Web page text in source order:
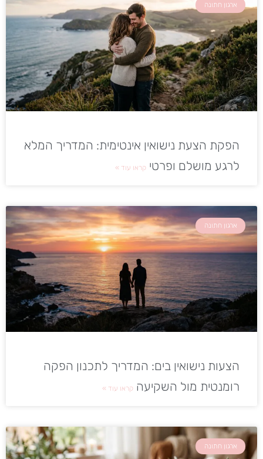
ארגון חתונה
הפקת הצעת נישואין אינטימית: המדריך המלא
לרגע מושלם ופרטי קראו עוד »
ארגון חתונה
הצעות נישואין בים: המדריך לתכנון הפקה
רומנטית מול השקיעה קראו עוד »
ארגון חתונה